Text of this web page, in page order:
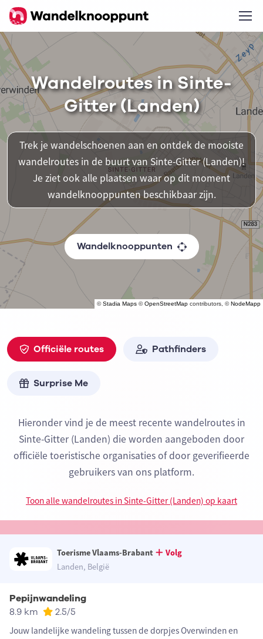
©Stadia Maps ©OpenStreetMap contributors, ©NodeMapp
Wandelroutes in Sinte-
Gitter (Landen)
Trek je wandelschoenen aan en ontdek de mooiste
wandelroutes in de buurt van Sinte-Gitter (Landen)!
Je ziet ook alle plaatsen waar op dit moment
wandelknooppunten beschikbaar zijn.
Wandelknooppunten
Officiële routes Pathfinders
Surprise Me
Hieronder vind je de meest recente wandelroutes in
Sinte-Gitter (Landen) die worden aangeboden door
officiële toeristische organisaties of door geverifieerde
gebruikers van ons platform.
Toon alle wandelroutes in Sinte-Gitter (Landen) op kaart
Toerisme Vlaams-Brabant
Volg
Landen, België
Pepijnwandeling
8.9 km 2.5/5
Jouw landelijke wandeling tussen de dorpjes Overwinden en